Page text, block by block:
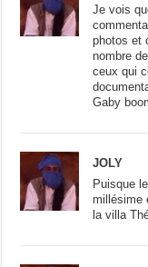
Je vois
photos et
nombre
ceux qui
Gaby
JOLY
Puisque
millésime
la villa